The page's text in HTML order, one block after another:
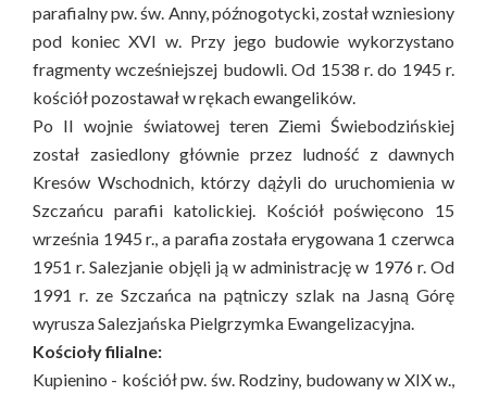
parafialny pw. św. Anny, późnogotycki, został wzniesiony
pod koniec XVI w. Przy jego budowie wykorzystano
fragmenty wcześniejszej budowli. Od 1538 r. do 1945 r.
kościół pozostawał w rękach ewangelików.
Po II wojnie światowej teren Ziemi Świebodzińskiej
został zasiedlony głównie przez ludność z dawnych
Kresów Wschodnich, którzy dążyli do uruchomienia w
Szczańcu parafii katolickiej. Kościół poświęcono 15
września 1945 r., a parafia została erygowana 1 czerwca
1951 r. Salezjanie objęli ją w administrację w 1976 r. Od
1991 r. ze Szczańca na pątniczy szlak na Jasną Górę
wyrusza Salezjańska Pielgrzymka Ewangelizacyjna.
Kościoły filialne:
Kupienino - kościół pw. św. Rodziny, budowany w XIX w.,